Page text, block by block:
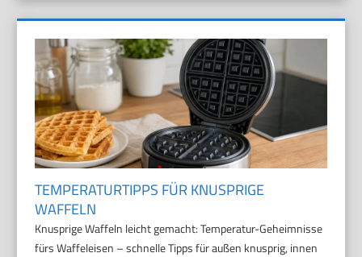
TEMPERATURTIPPS FÜR KNUSPRIGE
WAFFELN
Knusprige Waffeln leicht gemacht: Temperatur-Geheimnisse
fürs Waffeleisen – schnelle Tipps für außen knusprig, innen